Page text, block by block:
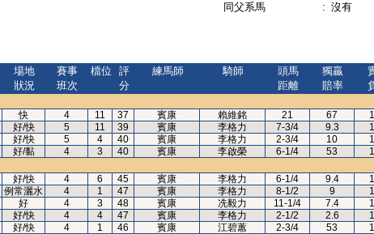
同父系馬
: 沒有
場地
狀況
賽事
班次
檔位
評
分
練馬師 騎師
頭馬
距離
獨贏
賠率
快 4 11 37 賓康 賴維銘 21 67
好/快 5 11 39 賓康 李格力 7-3/4 9.3
好/快 5 4 40 賓康 李格力 2-3/4 10
好/黏 4 3 40 賓康 李啟榮 6-1/4 53
好/快 4 6 45 賓康 李格力 6-1/4 9.4
例常灑水 4 1 47 賓康 李格力 8-1/2 9
好 4 3 48 賓康 冼毅力 11-1/4 7.4
好/快 4 4 47 賓康 李格力 2-1/2 2.6
好/快 4 1 46 賓康 江碧蕙 2-3/4 53